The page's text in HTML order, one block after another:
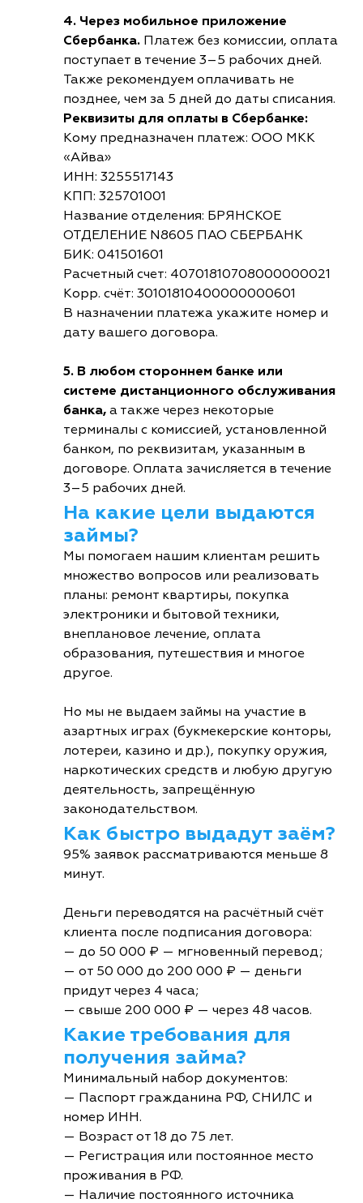
4. Через мобильное приложение
Сбербанка. Платеж без комиссии, оплата
поступает в течение 3–5 рабочих дней.
Также рекомендуем оплачивать не
позднее, чем за 5 дней до даты списания.
Реквизиты для оплаты в Сбербанке:
Кому предназначен платеж: ООО МКК
«Айва»
ИНН: 3255517143
КПП: 325701001
Название отделения: БРЯНСКОЕ
ОТДЕЛЕНИЕ N8605 ПАО СБЕРБАНК
БИК: 041501601
Расчетный счет: 40701810708000000021
Корр. счёт: 30101810400000000601
В назначении платежа укажите номер и
дату вашего договора.
5. В любом стороннем банке или
системе дистанционного обслуживания
банка, а также через некоторые
терминалы с комиссией, установленной
банком, по реквизитам, указанным в
договоре. Оплата зачисляется в течение
3–5 рабочих дней.
На какие цели выдаются
займы?
Мы помогаем нашим клиентам решить
множество вопросов или реализовать
планы: ремонт квартиры, покупка
электроники и бытовой техники,
внеплановое лечение, оплата
образования, путешествия и многое
другое.
Но мы не выдаем займы на участие в
азартных играх (букмекерские конторы,
лотереи, казино и др.), покупку оружия,
наркотических средств и любую другую
деятельность, запрещённую
законодательством.
Как быстро выдадут заём?
95% заявок рассматриваются меньше 8
минут.
Деньги переводятся на расчётный счёт
клиента после подписания договора:
— до 50 000 ₽ — мгновенный перевод;
— от 50 000 до 200 000 ₽ — деньги
придут через 4 часа;
— свыше 200 000 ₽ — через 48 часов.
Какие требования для
получения займа?
Минимальный набор документов:
— Паспорт гражданина РФ, СНИЛС и
номер ИНН.
— Возраст от 18 до 75 лет.
— Регистрация или постоянное место
проживания в РФ.
— Наличие постоянного источника